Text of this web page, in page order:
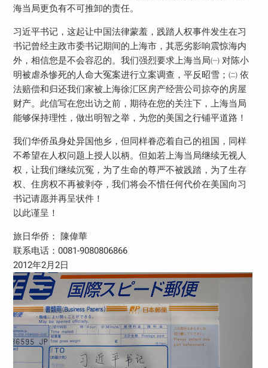
海当局更负有不可推卸的责任。
习近平书记，这起让中国法律蒙羞，践踏人权事件发生在习
书记曾经主政市委书记期间的上海市，其恶劣影响震惊海内
外，相信您是不会容忍的。我们强烈要求上海当局㈠ 对陈小
明被虐杀惨死的人命大冤案进行立案调查，平反昭雪；㈡ 依
法赔偿和归还我们家被上海徐汇区房产经营公司掠夺的房屋
财产。此信写在您出访之前，期待在您的关注下，上海当局
能够保持理性，做出明智之举，为您的美国之行铺平道路！
我们华侨虽身处异国他乡，但同样眷恋着自己的祖国，同样
不希望在人权问题上授人以柄。但如若上海当局继续无视人
权，让我们继续沉冤，为了生命的尊严不被践踏，为了生存
权、住房权不再被剥夺，我们将会不惜任何代价在美国向习
书记请愿并再呈状件！
以此谨呈！
旅日华侨： 陳偉華
联系电话：0081-9080806866
2012年2月2日